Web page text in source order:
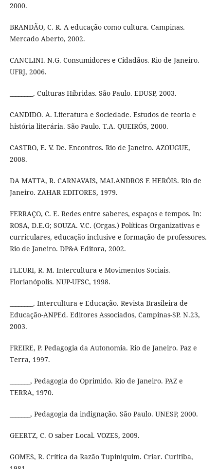
2000.
BRANDÃO, C. R. A educação como cultura. Campinas.
Mercado Aberto, 2002.
CANCLINI. N.G. Consumidores e Cidadãos. Rio de Janeiro.
UFRJ, 2006.
________. Culturas Híbridas. São Paulo. EDUSP, 2003.
CANDIDO. A. Literatura e Sociedade. Estudos de teoria e
história literária. São Paulo. T.A. QUEIRÓS, 2000.
CASTRO, E. V. De. Encontros. Rio de Janeiro. AZOUGUE,
2008.
DA MATTA, R. CARNAVAIS, MALANDROS E HERÓIS. Rio de
Janeiro. ZAHAR EDITORES, 1979.
FERRAÇO, C. E. Redes entre saberes, espaços e tempos. In:
ROSA, D.E.G; SOUZA. V.C. (Orgas.) Políticas Organizativas e
curriculares, educação inclusive e formação de professores.
Rio de Janeiro. DP&A Editora, 2002.
FLEURI, R. M. Intercultura e Movimentos Sociais.
Florianópolis. NUP-UFSC, 1998.
________. Intercultura e Educação. Revista Brasileira de
Educação-ANPEd. Editores Associados, Campinas-SP. N.23,
2003.
FREIRE, P. Pedagogia da Autonomia. Rio de Janeiro. Paz e
Terra, 1997.
_______, Pedagogia do Oprimido. Rio de Janeiro. PAZ e
TERRA, 1970.
_______, Pedagogia da indignação. São Paulo. UNESP, 2000.
GEERTZ, C. O saber Local. VOZES, 2009.
GOMES, R. Crítica da Razão Tupiniquim. Criar. Curitiba,